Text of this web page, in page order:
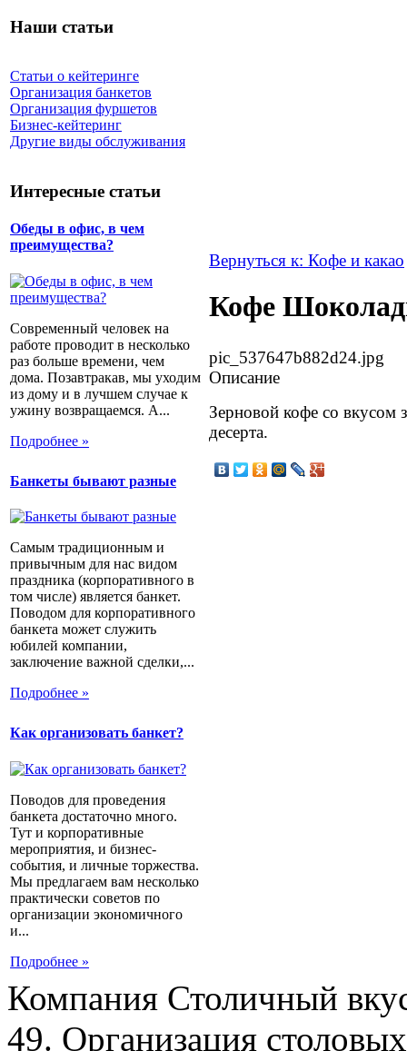
Наши статьи
Статьи о кейтеринге
Организация банкетов
Организация фуршетов
Бизнес-кейтеринг
Другие виды обслуживания
Интересные статьи
Обеды в офис, в чем
преимущества?
Современный человек на
работе проводит в несколько
раз больше времени, чем
дома. Позавтракав, мы уходим
из дому и в лучшем случае к
ужину возвращаемся. А...
Подробнее »
Банкеты бывают разные
Самым традиционным и
привычным для нас видом
праздника (корпоративного в
том числе) является банкет.
Поводом для корпоративного
банкета может служить
юбилей компании,
заключение важной сделки,...
Подробнее »
Как организовать банкет?
Поводов для проведения
банкета достаточно много.
Тут и корпоративные
мероприятия, и бизнес-
события, и личные торжества.
Мы предлагаем вам несколько
практически советов по
организации экономичного
и...
Подробнее »
Вернуться к: Кофе и какао
Кофе
pic_537647b882d24.jpg
Описание
Зерновой кофе со вкусом
десерта.
Компания Столичный
49. Организация